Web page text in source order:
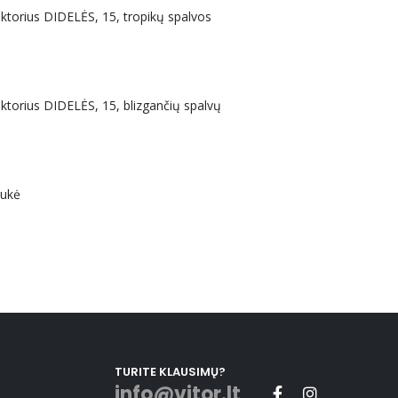
DIDELĖS, 15, tropikų spalvos
DIDELĖS, 15, blizgančių spalvų
TURITE KLAUSIMŲ?